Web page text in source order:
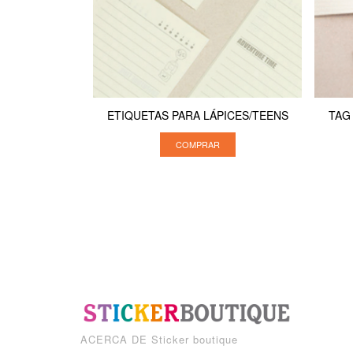
ETIQUETAS PARA LÁPICES/TEENS
COMPRAR
ACERCA DE Sticker boutique